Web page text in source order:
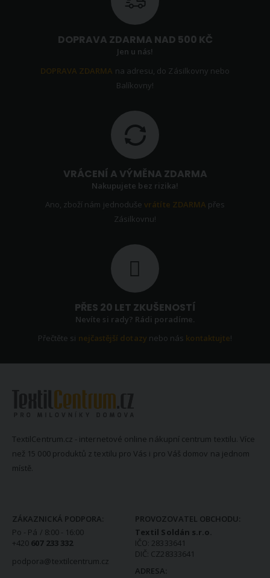
DOPRAVA ZDARMA NAD 500 KČ
Jen u nás!
DOPRAVA ZDARMA na adresu, do Zásilkovny nebo
Balíkovny!
VRÁCENÍ A VÝMĚNA ZDARMA
Nakupujete bez rizika!
Ano, zboží nám jednoduševrátíte ZDARMA přes
Zásilkovnu!
PŘES 20 LET ZKUŠENOSTÍ
Nevíte si rady? Rádi poradíme.
Přečtěte si nejčastější dotazy nebo nás kontaktujte!
TextilCentrum.cz - internetové online nákupní centrum textilu. Více
než 15 000 produktů z textilu pro Vás i pro Váš domov na jednom
místě.
ZÁKAZNICKÁ PODPORA:
Po - Pá / 8:00 - 16:00
+420 607 233 332
podpora@textilcentrum.cz
PROVOZOVATEL OBCHODU:
Textil Soldán s.r.o.
IČO: 28333641
DIČ: CZ28333641
ADRESA: